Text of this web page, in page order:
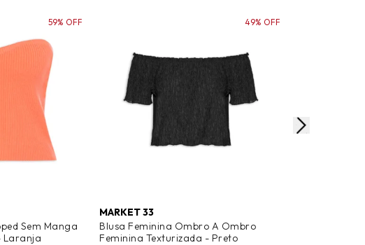
Sem Manga
Laranja
59% OFF
MARKET 33
Blusa Feminina Ombro A Ombro
Feminina Texturizada - Preto
49% OFF